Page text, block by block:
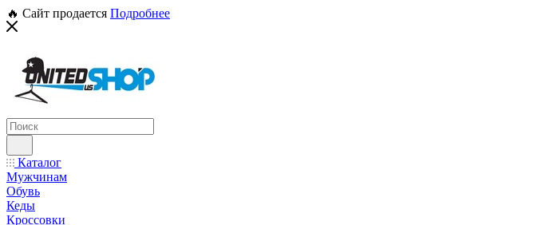
🔥 Сайт продается Подробнее
Каталог
Мужчинам
Обувь
Кеды
Кроссовки